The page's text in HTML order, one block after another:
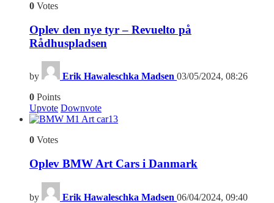
0 Votes
Oplev den nye tyr – Revuelto på
Rådhuspladsen
by Erik Hawaleschka Madsen 03/05/2024, 08:26
0 Points
Upvote Downvote
13
0 Votes
Oplev BMW Art Cars i Danmark
by Erik Hawaleschka Madsen 06/04/2024, 09:40